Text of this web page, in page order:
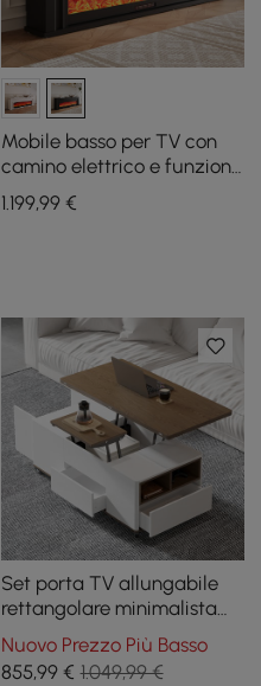
Mobile basso per TV con
camino elettrico e funzione
telecomando in nero, 200
cm
1.199,99€
Set porta TV allungabile
rettangolare minimalista
bianco e noce e tavolino da
caffè con piano rialzato
Nuovo Prezzo Più Basso
855,99€ 1.049,99 €